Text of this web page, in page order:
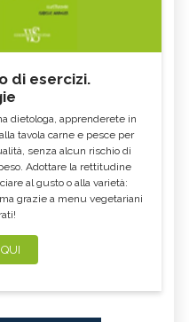
MASSOTERAPIA: TECNICA, BENEFICI E
INTEGRAZIONE FASCIALE®: TECNICA,
FACCIALE: TECNICA,
E CONTROINDICAZIONI
TUTTE LE PROPRIETÀ E
CIRCOLATORIO
TECNICA, BENEFICI,
CONTROINDICAZIONI
TUTTE LE PROPRIETÀ E
TUTTE LE PROPRIETÀ E
di esercizi.
dietologa, apprenderete in
tavola carne e pesce per
senza alcun rischio di
Adottare la rettitudine
al gusto o alla varietà:
grazie a menu vegetariani